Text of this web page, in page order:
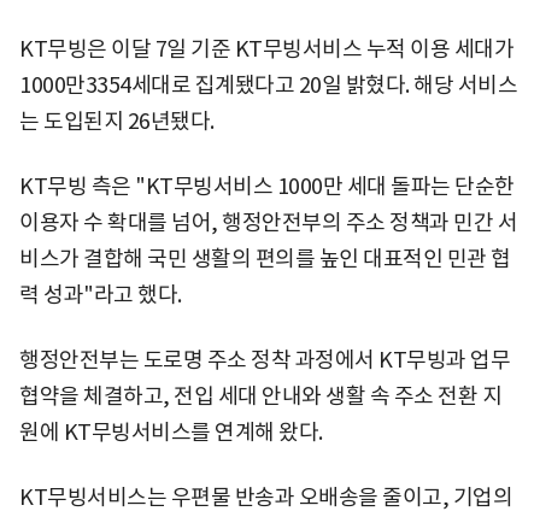
KT무빙은 이달 7일 기준 KT무빙서비스 누적 이용 세대가
1000만3354세대로 집계됐다고 20일 밝혔다. 해당 서비스
는 도입된지 26년됐다.
KT무빙 측은 "KT무빙서비스 1000만 세대 돌파는 단순한
이용자 수 확대를 넘어, 행정안전부의 주소 정책과 민간 서
비스가 결합해 국민 생활의 편의를 높인 대표적인 민관 협
력 성과"라고 했다.
행정안전부는 도로명 주소 정착 과정에서 KT무빙과 업무
협약을 체결하고, 전입 세대 안내와 생활 속 주소 전환 지
원에 KT무빙서비스를 연계해 왔다.
KT무빙서비스는 우편물 반송과 오배송을 줄이고, 기업의